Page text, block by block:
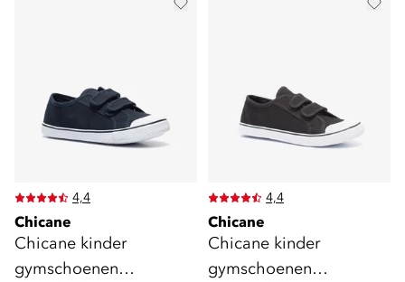
4,4
Chicane
Chicane kinder
gymschoenen
4,4
Chicane
Chicane kinder
gymschoenen